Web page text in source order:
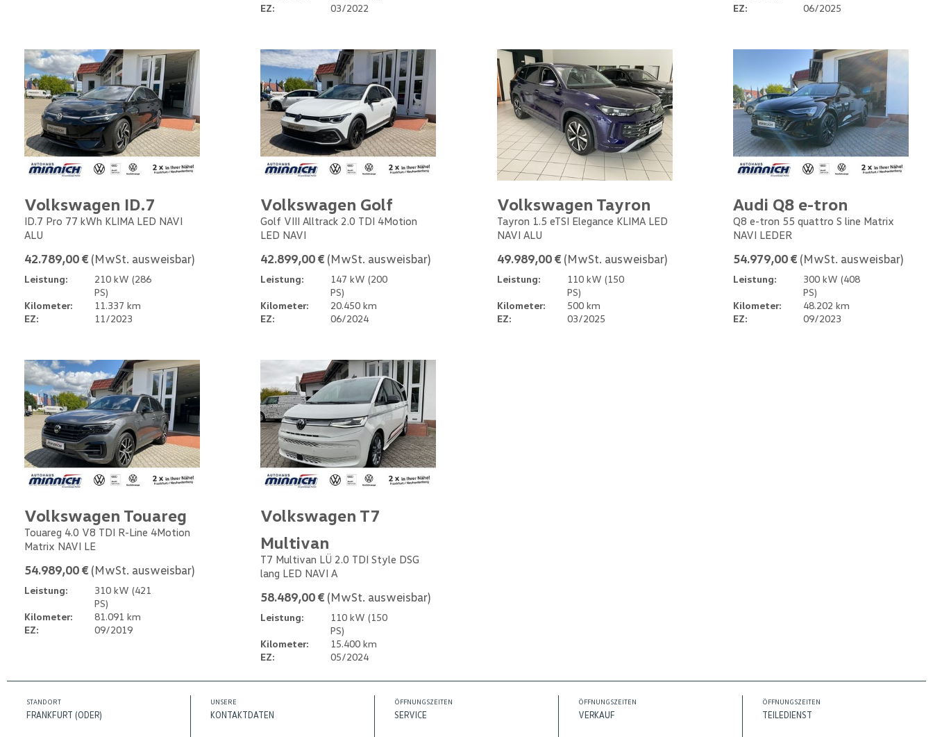
EZ:
03/2022
EZ:
06/2025
Volkswagen ID.7
ID.7 Pro 77 kWh KLIMA LED NAVI
ALU
42.789,00 € (MwSt. ausweisbar)
Leistung:
210 kW (286
PS)
Kilometer:
11.337 km
EZ:
11/2023
Volkswagen Golf
Golf VIII Alltrack 2.0 TDI 4Motion
LED NAVI
42.899,00 € (MwSt. ausweisbar)
Leistung:
147 kW (200
PS)
Kilometer:
20.450 km
EZ:
06/2024
Volkswagen Tayron
Tayron 1.5 eTSI Elegance KLIMA LED
NAVI ALU
49.989,00 € (MwSt. ausweisbar)
Leistung:
110 kW (150
PS)
Kilometer:
500 km
EZ:
03/2025
Audi Q8 e-tron
Q8 e-tron 55 quattro S line Matrix
NAVI LEDER
54.979,00 € (MwSt. ausweisbar)
Leistung:
300 kW (408
PS)
Kilometer:
48.202 km
EZ:
09/2023
Volkswagen Touareg
Touareg 4.0 V8 TDI R-Line 4Motion
Matrix NAVI LE
54.989,00 € (MwSt. ausweisbar)
Leistung:
310 kW (421
PS)
Kilometer:
81.091 km
EZ:
09/2019
Volkswagen T7
Multivan
T7 Multivan LÜ 2.0 TDI Style DSG
lang LED NAVI A
58.489,00 € (MwSt. ausweisbar)
Leistung:
110 kW (150
PS)
Kilometer:
15.400 km
EZ:
05/2024
STANDORT
FRANKFURT (ODER)
UNSERE
KONTAKTDATEN
ÖFFNUNGSZEITEN
SERVICE
ÖFFNUNGSZEITEN
VERKAUF
ÖFFNUNGSZEITEN
TEILEDIENST